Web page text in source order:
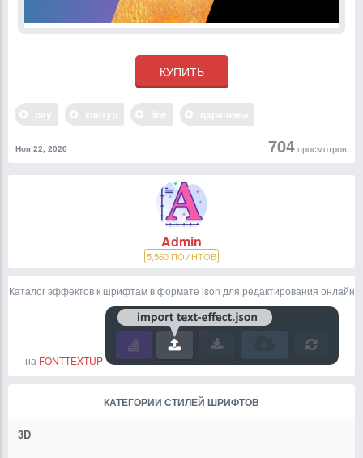
704просмотров
Ноя 22, 2020
Admin
5,560 ПОИНТОВ
Каталог эффектов к шрифтам в формате json для редактирования онлайн
на FONTTEXTUP
КАТЕГОРИИ СТИЛЕЙ ШРИФТОВ
3D